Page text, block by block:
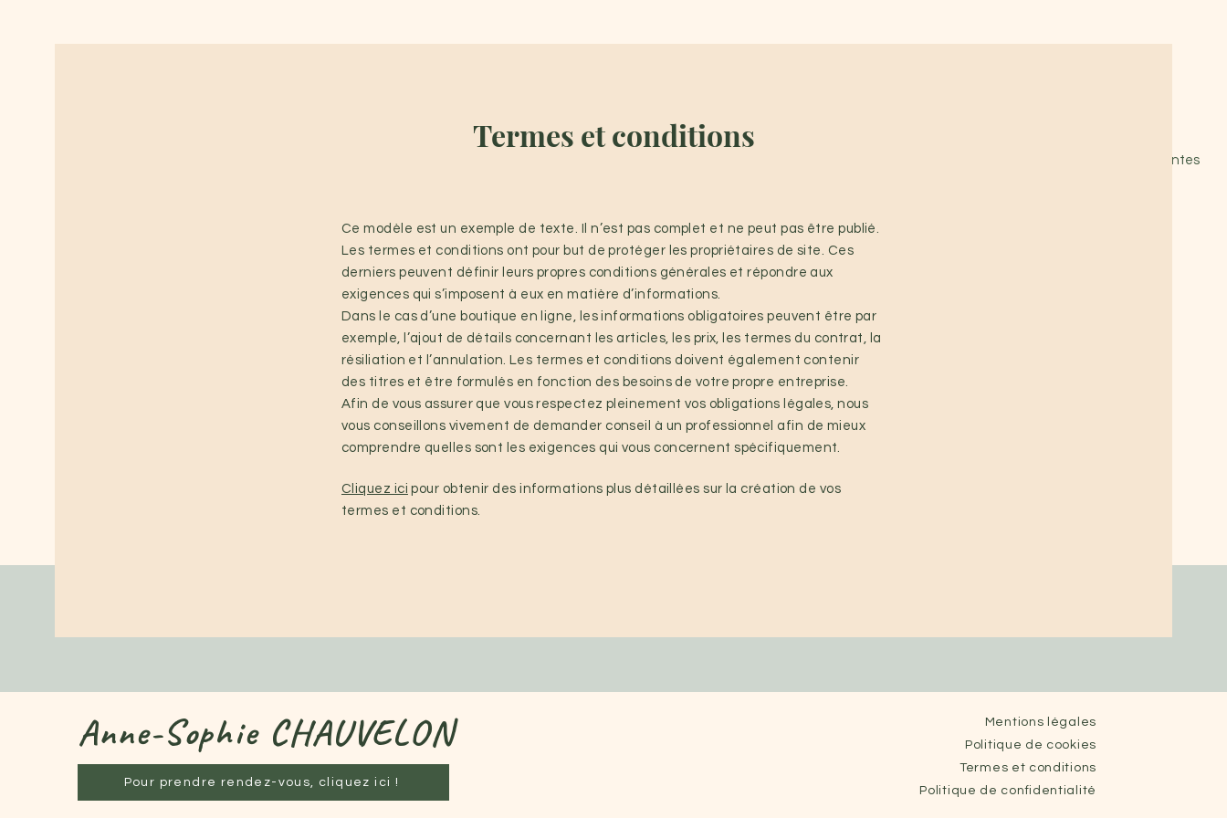
Thérapie Manuelle Posturale
Questions fréquentes
Termes et conditions
Ce modèle est un exemple de texte. Il n’est pas complet et ne peut pas être publié.
Les termes et conditions ont pour but de protéger les propriétaires de site. Ces
derniers peuvent définir leurs propres conditions générales et répondre aux
exigences qui s’imposent à eux en matière d’informations.
Dans le cas d’une boutique en ligne, les informations obligatoires peuvent être par
exemple, l’ajout de détails concernant les articles, les prix, les termes du contrat, la
résiliation et l’annulation. Les termes et conditions doivent également contenir
des titres et être formulés en fonction des besoins de votre propre entreprise.
Afin de vous assurer que vous respectez pleinement vos obligations légales, nous
vous conseillons vivement de demander conseil à un professionnel afin de mieux
comprendre quelles sont les exigences qui vous concernent spécifiquement.
Cliquez ici pour obtenir des informations plus détaillées sur la création de vos
termes et conditions.
Anne-Sophie CHAUVELON
Pour prendre rendez-vous, cliquez ici !
Mentions légales
Politique de cookies
Termes et conditions
Politique de confidentialité